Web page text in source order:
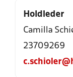
Holdleder
Camilla
23709269